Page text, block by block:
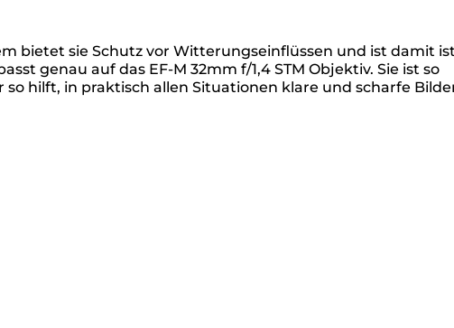
bietet sie Schutz vor Witterungseinflüssen und ist damit
genau auf das EF-M 32mm f/1,4 STM Objektiv. Sie ist so
hilft, in praktisch allen Situationen klare und scharfe